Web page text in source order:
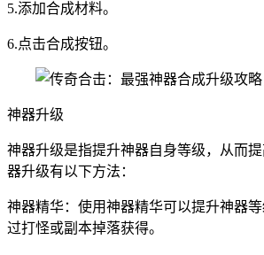
5.添加合成材料。
6.点击合成按钮。
神器升级
神器升级是指提升神器自身等级，从而
器升级有以下方法：
神器精华：使用神器精华可以提升神器
过打怪或副本掉落获得。